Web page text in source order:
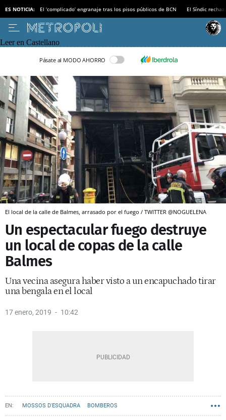
ES NOTICIA: El ‘complicado’ engranaje tras los pisos públicos de BCN El Síndic
Leer en Castellano
Pásate al MODO AHORRO
El local de la calle de Balmes, arrasado por el fuego / TWITTER @NOGUELENA
Un espectacular fuego destruye
un local de copas de la calle
Balmes
Una vecina asegura haber visto a un encapuchado tirar
una bengala en el local
17 enero, 2019 10:42
MOSSOS D'ESQUADRA BOMBEROS